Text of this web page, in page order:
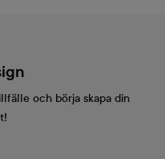
och börja skapa din